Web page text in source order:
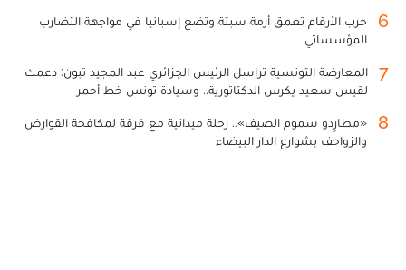
6
حرب الأرقام تعمق أزمة سبتة وتضع إسبانيا في مواجهة التضارب
المؤسساتي
7
المعارضة التونسية تراسل الرئيس الجزائري عبد المجيد تبون: دعمك
لقيس سعيد يكرس الدكتاتورية.. وسيادة تونس خط أحمر
8
«مطارِدو سموم الصيف».. رحلة ميدانية مع فرقة لمكافحة القوارض
والزواحف بشوارع الدار البيضاء